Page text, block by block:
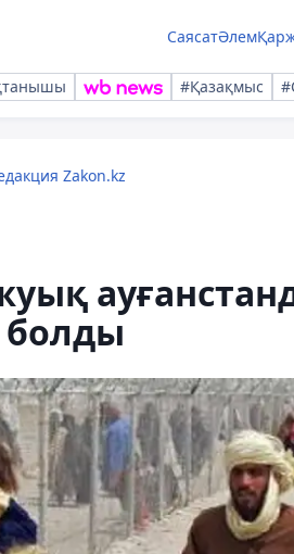
СаясатӘлем
#Қазақмыс
Zakon.kz